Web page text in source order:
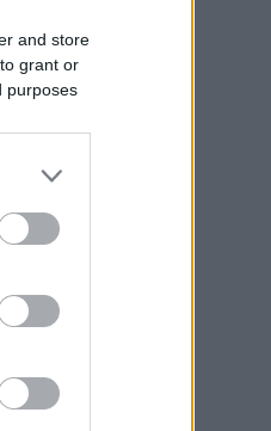
and store
grant or
purposes